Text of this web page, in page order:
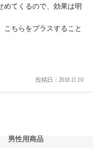
めてくるので、効果は明
こちらをプラスすること
投稿日：2018.11.10
男性用商品